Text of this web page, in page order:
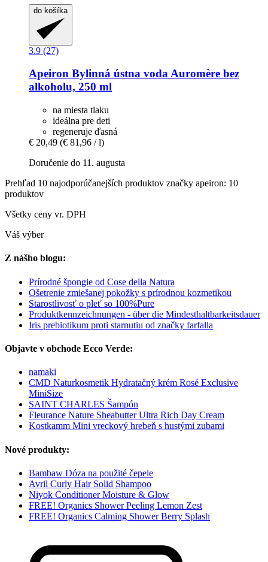
do košíka
3.9 (27)
Apeiron Bylinná ústna voda Auromère bez
alkoholu, 250 ml
na miesta tlaku
ideálna pre deti
regeneruje ďasná
€ 20,49 (€ 81,96 / l)
Doručenie do 11. augusta
Prehľad 10 najodporúčanejších produktov značky apeiron: 10
produktov
Všetky ceny vr. DPH
Váš výber
Z nášho blogu:
Prírodné špongie od Cose della Natura
Ošetrenie zmiešanej pokožky s prírodnou kozmetikou
Starostlivosť o pleť so 100%Pure
Produktkennzeichnungen - über die Mindesthaltbarkeitsdauer
Iris prebiotikum proti starnutiu od značky farfalla
Objavte v obchode Ecco Verde:
namaki
CMD Naturkosmetik Hydratačný krém Rosé Exclusive
MiniSize
SAINT CHARLES Šampón
Fleurance Nature Sheabutter Ultra Rich Day Cream
Kostkamm Mini vreckový hrebeň s hustými zubami
Nové produkty:
Bambaw Dóza na použité čepele
Avril Curly Hair Solid Shampoo
Niyok Conditioner Moisture & Glow
FREE! Organics Shower Peeling Lemon Zest
FREE! Organics Calming Shower Berry Splash